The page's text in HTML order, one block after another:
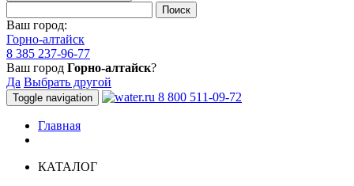
Ваш город:
Горно-алтайск
8 385 237-96-77
Ваш город Горно-алтайск?
Да Выбрать другой
Toggle navigation 8 800 511-09-72
Главная
КАТАЛОГ